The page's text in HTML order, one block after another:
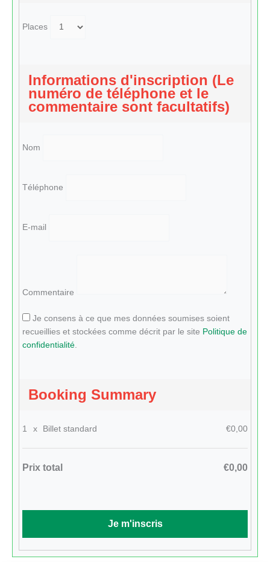
Places
Informations d'inscription (Le
numéro de téléphone et le
commentaire sont facultatifs)
Nom
Téléphone
E-mail
Commentaire
Je consens à ce que mes données soumises soient
recueillies et stockées comme décrit par le site Politique de
confidentialité.
Booking Summary
1 x Billet standard €0,00
Prix total €0,00